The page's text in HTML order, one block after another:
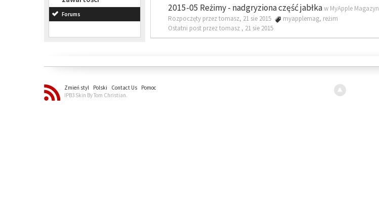
Forums
2015-05 Reżimy - nadgryziona część jabłkaw MyApple Magazyn
Rozpoczęty przez tomasz, 21 sie 2015
myapplemag, reżim
Ostatni post przez tomasz , 21 sie 2015
Zmień styl Polski Contact Us
Pomoc
IPB3 Skin By Tom Christian.